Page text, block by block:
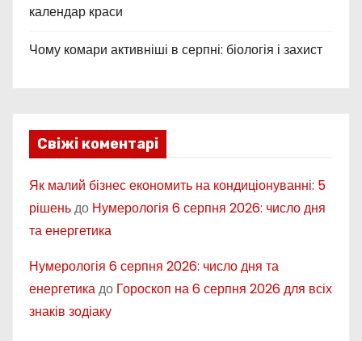
календар краси
Чому комари активніші в серпні: біологія і захист
Свіжі коментарі
Як малий бізнес економить на кондиціонуванні: 5
рішеньдо Нумерологія 6 серпня 2026: число дня
та енергетика
Нумерологія 6 серпня 2026: число дня та
енергетикадо Гороскоп на 6 серпня 2026 для всіх
знаків зодіаку